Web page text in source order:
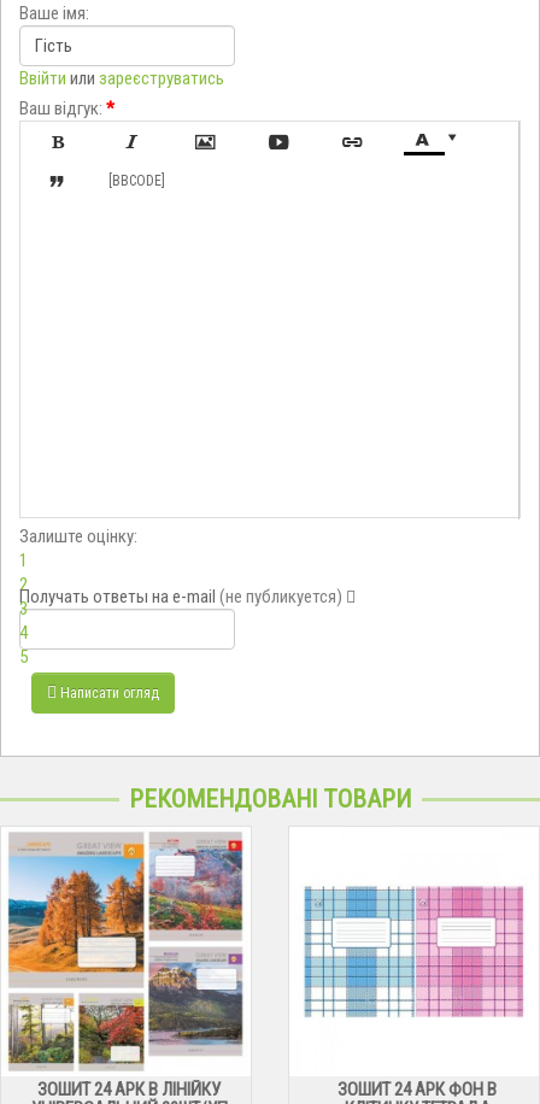
Ваше імя:
Ввійти или зареєструватись
Ваш відгук: *

     
 [BBCODE]
Залиште оцінку:
1
2
3
4
5
Получать ответы на e-mail (не публикуется)
Написати огляд
РЕКОМЕНДОВАНІ ТОВАРИ
ЗОШИТ 24 АРК В ЛІНІЙКУ
ЗОШИТ 24 АРК ФОН В